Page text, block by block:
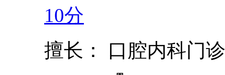
10分
擅长： 口腔内科门诊